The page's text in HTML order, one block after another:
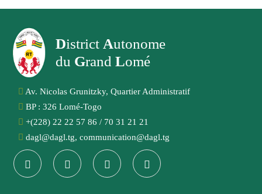
District Autonome
du Grand Lomé
Av. Nicolas Grunitzky, Quartier Administratif
BP : 326 Lomé-Togo
+(228) 22 22 57 86 / 70 31 21 21
dagl@dagl.tg, communication@dagl.tg